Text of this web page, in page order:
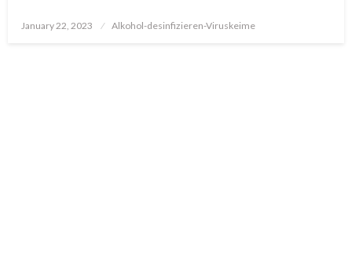
Posted
January 22, 2023 Alkohol-desinfizieren-Viruskeime